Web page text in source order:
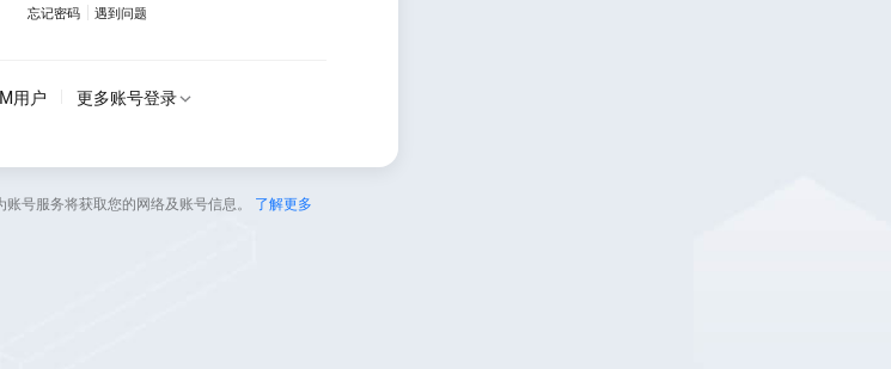
忘记密码 遇到问题
用户 更多账号登录
号服务将获取您的网络及账号信息。 了解更多